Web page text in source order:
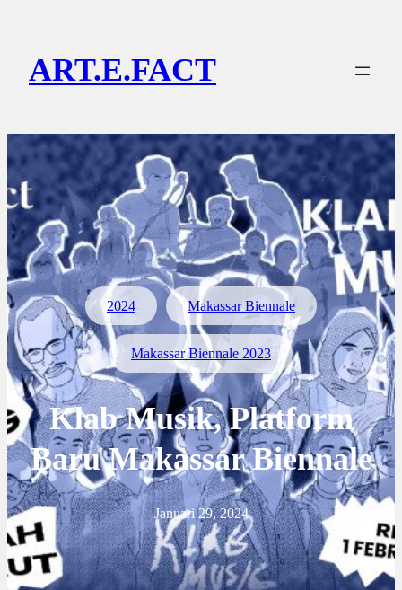
kontenART.E.FACT
2024 Makassar Biennale
Makassar Biennale 2023
Klab Musik, Platform
Baru Makassar Biennale
Januari 29, 2024